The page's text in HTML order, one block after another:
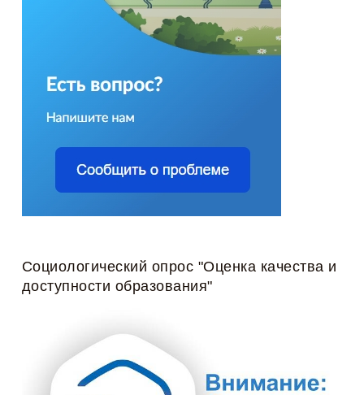
Социологический опрос "Оценка качества и
доступности образования"